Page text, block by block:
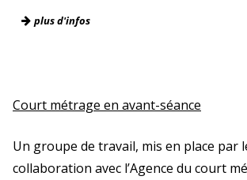
plus d'infos
Court métrage en avant-séance
Un groupe de travail, mis en place par
collaboration avec l’Agence du court